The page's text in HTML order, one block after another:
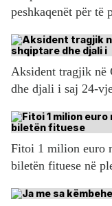
peshkaqenët për të
Aksident tragjik në
dhe djali i saj 24-
Fitoi 1 milion euro
biletën fituese në